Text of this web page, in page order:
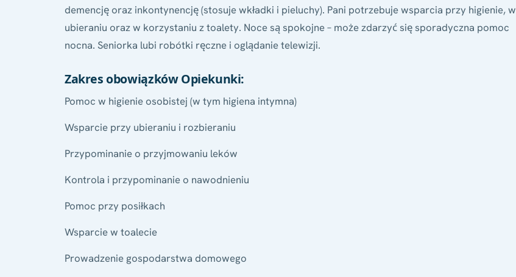
demencję oraz inkontynencję (stosuje wkładki i pieluchy). Pani potrzebuje wsparcia przy higienie, w
ubieraniu oraz w korzystaniu z toalety. Noce są spokojne – może zdarzyć się sporadyczna pomoc
nocna. Seniorka lubi robótki ręczne i oglądanie telewizji.
Zakres obowiązków Opiekunki:
Pomoc w higienie osobistej (w tym higiena intymna)
Wsparcie przy ubieraniu i rozbieraniu
Przypominanie o przyjmowaniu leków
Kontrola i przypominanie o nawodnieniu
Pomoc przy posiłkach
Wsparcie w toalecie
Prowadzenie gospodarstwa domowego